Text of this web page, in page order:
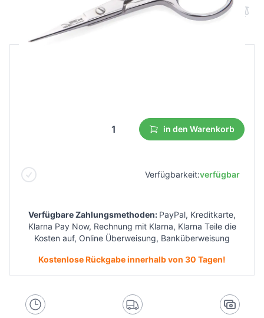
B2B Preis
in den Warenkorb
Verfügbarkeit:verfügbar
Verfügbare Zahlungsmethoden: PayPal, Kreditkarte,
Klarna Pay Now, Rechnung mit Klarna, Klarna Teile die
Kosten auf, Online Überweisung, Banküberweisung
Kostenlose Rückgabe innerhalb von 30 Tagen!